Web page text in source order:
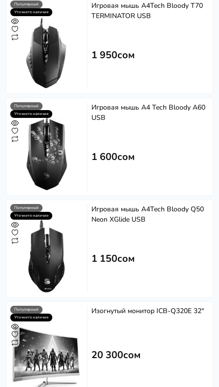
Популярный
Уточните наличие
Игровая мышь A4Tech Bloody T70
TERMINATOR USB
1 950сом
Популярный
Уточните наличие
Игровая мышь A4 Tech Bloody A60
USB
1 600сом
Популярный
Уточните наличие
Игровая мышь A4Tech Bloody Q50
Neon XGlide USB
1 150сом
Популярный
Уточните наличие
Изогнутый монитор ICB-Q320E 32"
20 300сом